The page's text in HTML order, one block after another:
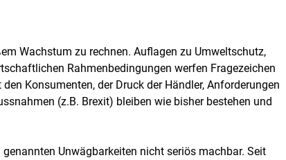
Wachstum zu rechnen. Auflagen zu Umweltschutz,
Rahmenbedingungen werfen Fragezeichen
Konsumenten, der Druck der Händler, Anforderungen
(z.B. Brexit) bleiben wie bisher bestehen und
Unwägbarkeiten nicht seriös machbar. Seit